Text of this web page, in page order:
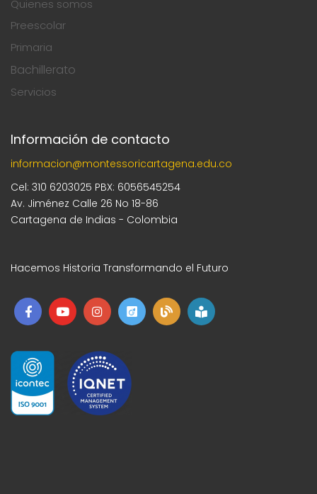
Quienes somos
Preescolar
Primaria
Bachillerato
Servicios
Información de contacto
informacion@montessoricartagena.edu.co
Cel: 310 6203025 PBX: 6056545254
Av. Jiménez Calle 26 No 18-86
Cartagena de Indias - Colombia
Hacemos Historia Transformando el Futuro